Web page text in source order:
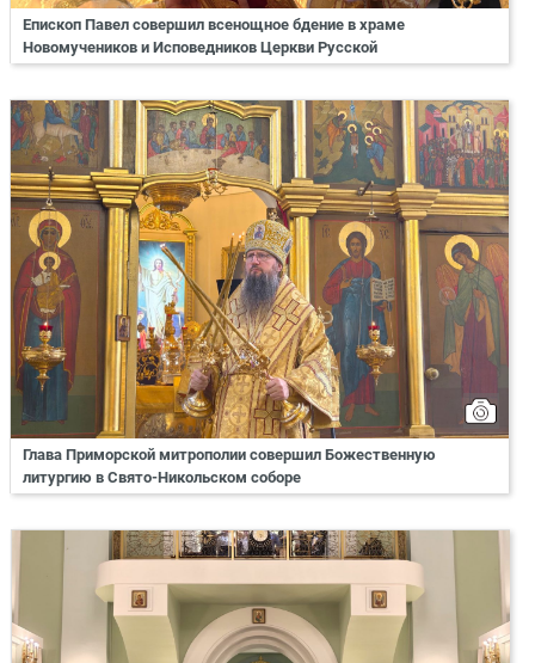
Епископ Павел совершил всенощное бдение в храме
Новомучеников и Исповедников Церкви Русской
Глава Приморской митрополии совершил Божественную
литургию в Свято-Никольском соборе